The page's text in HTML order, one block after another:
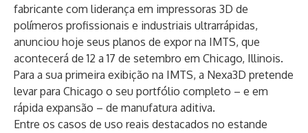
fabricante com liderança em impressoras 3D de
polímeros profissionais e industriais ultrarrápidas,
anunciou hoje seus planos de expor na IMTS, que
acontecerá de 12 a 17 de setembro em Chicago, Illinois.
Para a sua primeira exibição na IMTS, a Nexa3D pretende
levar para Chicago o seu portfólio completo – e em
rápida expansão – de manufatura aditiva.
Entre os casos de uso reais destacados no estande